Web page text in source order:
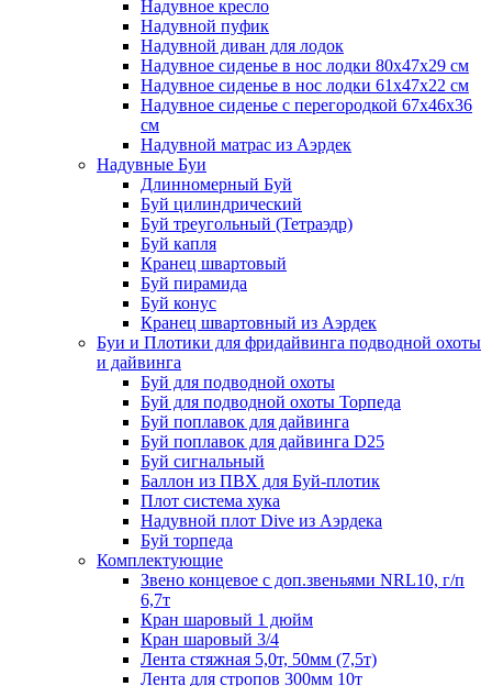
Надувное кресло
Надувной пуфик
Надувной диван для лодок
Надувное сиденье в нос лодки 80х47х29 см
Надувное сиденье в нос лодки 61х47х22 см
Надувное сиденье с перегородкой 67х46х36
см
Надувной матрас из Аэрдек
Надувные Буи
Длинномерный Буй
Буй цилиндрический
Буй треугольный (Тетраэдр)
Буй капля
Кранец швартовый
Буй пирамида
Буй конус
Кранец швартовный из Аэрдек
Буи и Плотики для фридайвинга подводной охоты
и дайвинга
Буй для подводной охоты
Буй для подводной охоты Торпеда
Буй поплавок для дайвинга
Буй поплавок для дайвинга D25
Буй сигнальный
Баллон из ПВХ для Буй-плотик
Плот система хука
Надувной плот Dive из Аэрдека
Буй торпеда
Комплектующие
Звено концевое с доп.звеньями NRL10, г/п
6,7т
Кран шаровый 1 дюйм
Кран шаровый 3/4
Лента стяжная 5,0т, 50мм (7,5т)
Лента для стропов 300мм 10т